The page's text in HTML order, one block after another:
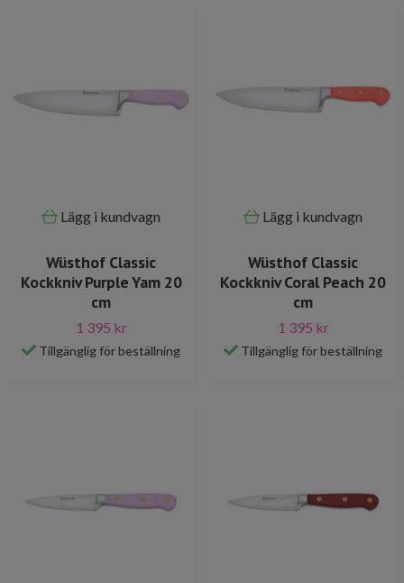
Lägg i kundvagn
Wüsthof Classic
Kockkniv Purple Yam 20
cm
1 395 kr
Tillgänglig för beställning
Lägg i kundvagn
Wüsthof Classic
Kockkniv Coral Peach 20
cm
1 395 kr
Tillgänglig för beställning